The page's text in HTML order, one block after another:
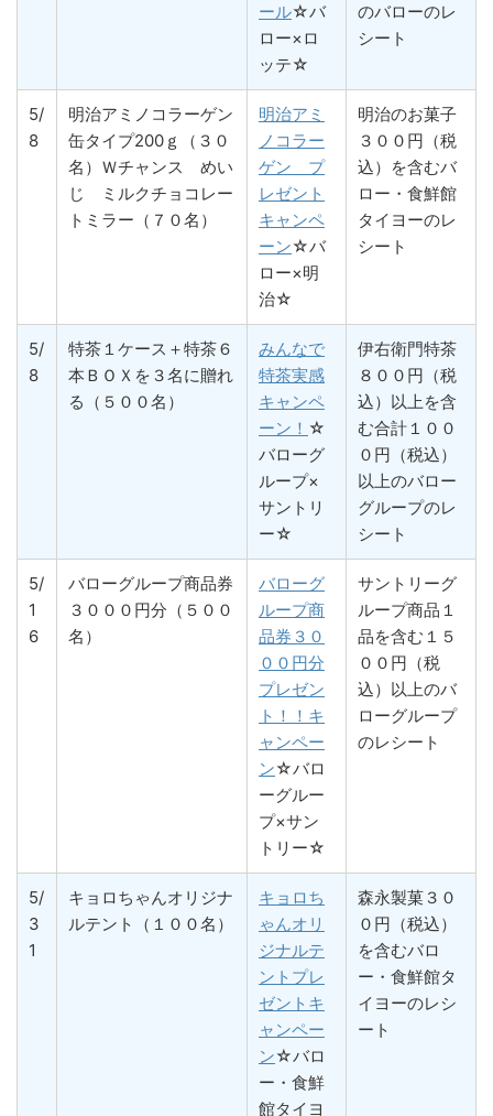
ール☆バ
ロー×ロ
ッテ☆
のバローのレ
シート
5/
8
明治アミノコラーゲン
缶タイプ200ｇ（３０
名）Ｗチャンス めい
じ ミルクチョコレー
トミラー（７０名）
明治アミ
ノコラー
ゲン プ
レゼント
キャンペ
ーン☆バ
ロー×明
治☆
明治のお菓子
３００円（税
込）を含むバ
ロー・食鮮館
タイヨーのレ
シート
5/
8
特茶１ケース＋特茶６
本ＢＯＸを３名に贈れ
る（５００名）
みんなで
特茶実感
キャンペ
ーン！ ☆
バローグ
ループ×
サントリ
ー☆
伊右衛門特茶
８００円（税
込）以上を含
む合計１００
０円（税込）
以上のバロー
グループのレ
シート
5/
1
6
バローグループ商品券
３０００円分（５００
名）
バローグ
ループ商
品券３０
００円分
プレゼン
ト！！キ
ャンペー
ン☆バロ
ーグルー
プ×サン
トリー☆
サントリーグ
ループ商品１
品を含む１５
００円（税
込）以上のバ
ローグループ
のレシート
5/
3
1
キョロちゃんオリジナ
ルテント（１００名）
キョロち
ゃんオリ
ジナルテ
ントプレ
ゼントキ
ャンペー
ン☆バロ
ー・食鮮
館タイヨ
森永製菓３０
０円（税込）
を含むバロ
ー・食鮮館タ
イヨーのレシ
ート